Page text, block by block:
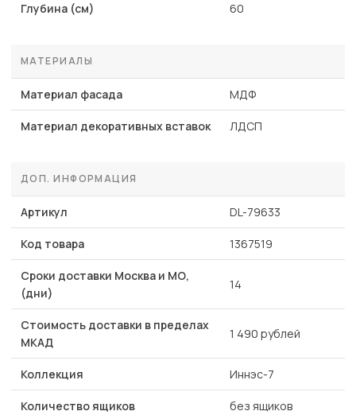
Глубина (см) 60
МАТЕРИАЛЫ
Материал фасада МДФ
Материал декоративных вставок ЛДСП
ДОП. ИНФОРМАЦИЯ
Артикул DL-79633
Код товара 1367519
Сроки доставки Москва и МО,
(дни)
14
Стоимость доставки в пределах
МКАД
1 490 рублей
Коллекция Иннэс-7
Количество ящиков без ящиков